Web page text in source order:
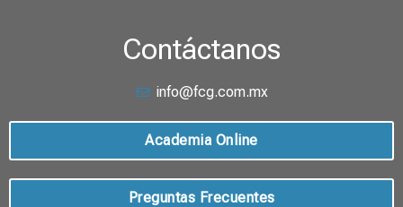
Contáctanos
info@fcg.com.mx
Academia Online
Preguntas Frecuentes